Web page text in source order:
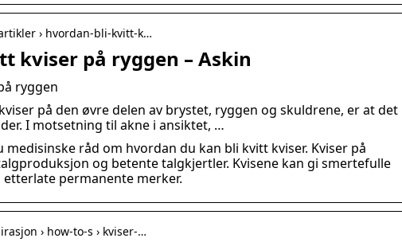
› hvordan-bli-kvitt-k…
kviser på ryggen – Askin
ryggen
på den øvre delen av brystet, ryggen og skuldrene, er at det
I motsetning til akne i ansiktet, …
råd om hvordan du kan bli kvitt kviser. Kviser på
og betente talgkjertler. Kvisene kan gi smertefulle
permanente merker.
› how-to-s › kviser-…